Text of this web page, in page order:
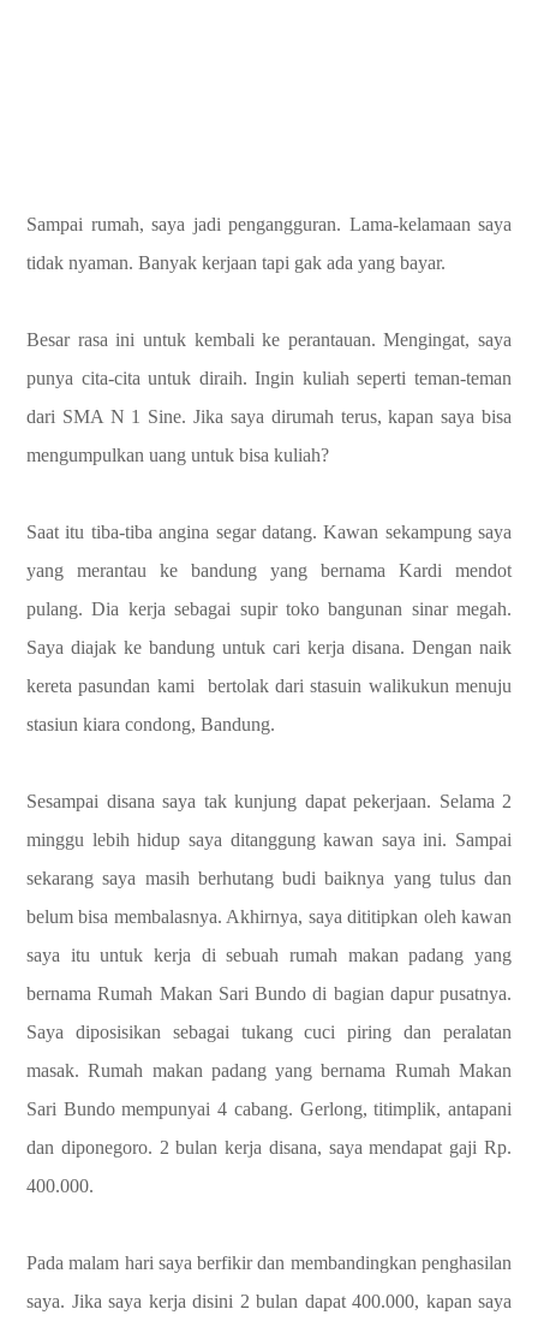
Sampai rumah, saya jadi pengangguran. Lama-kelamaan saya
tidak nyaman. Banyak kerjaan tapi gak ada yang bayar.
Besar rasa ini untuk kembali ke perantauan. Mengingat, saya
punya cita-cita untuk diraih. Ingin kuliah seperti teman-teman
dari SMA N 1 Sine. Jika saya dirumah terus, kapan saya bisa
mengumpulkan uang untuk bisa kuliah?
Saat itu tiba-tiba angina segar datang. Kawan sekampung saya
yang merantau ke bandung yang bernama Kardi mendot
pulang. Dia kerja sebagai supir toko bangunan sinar megah.
Saya diajak ke bandung untuk cari kerja disana. Dengan naik
kereta pasundan kami bertolak dari stasuin walikukun menuju
stasiun kiara condong, Bandung.
Sesampai disana saya tak kunjung dapat pekerjaan. Selama 2
minggu lebih hidup saya ditanggung kawan saya ini. Sampai
sekarang saya masih berhutang budi baiknya yang tulus dan
belum bisa membalasnya. Akhirnya, saya dititipkan oleh kawan
saya itu untuk kerja di sebuah rumah makan padang yang
bernama Rumah Makan Sari Bundo di bagian dapur pusatnya.
Saya diposisikan sebagai tukang cuci piring dan peralatan
masak. Rumah makan padang yang bernama Rumah Makan
Sari Bundo mempunyai 4 cabang. Gerlong, titimplik, antapani
dan diponegoro. 2 bulan kerja disana, saya mendapat gaji Rp.
400.000.
Pada malam hari saya berfikir dan membandingkan penghasilan
saya. Jika saya kerja disini 2 bulan dapat 400.000, kapan saya